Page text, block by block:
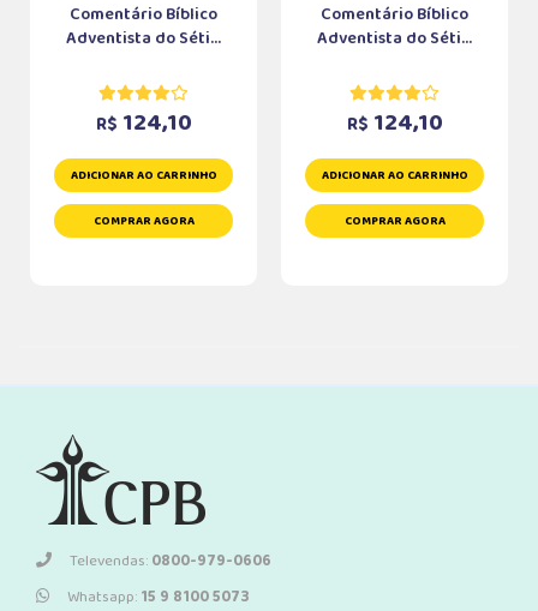
Comentário Bíblico
Adventista do Séti...
R$ 124,10
ADICIONAR AO CARRINHO
COMPRAR AGORA
Comentário Bíblico
Adventista do Séti...
R$ 124,10
ADICIONAR AO CARRINHO
COMPRAR AGORA
Televendas:0800-979-0606
Whatsapp:15 9 8100 5073